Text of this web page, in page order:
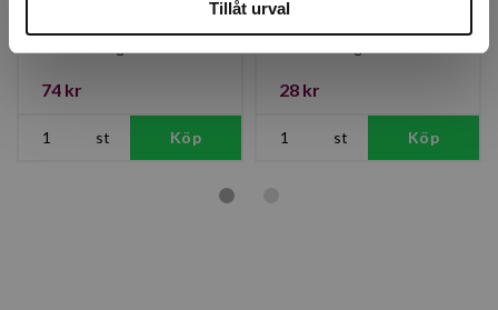
Tillåt urval
74 kr
st Köp
28 kr
st Köp